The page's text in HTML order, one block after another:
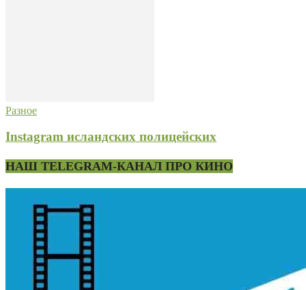
Разное
Instagram исландских полицейских
НАШ TELEGRAM-КАНАЛ ПРО КИНО